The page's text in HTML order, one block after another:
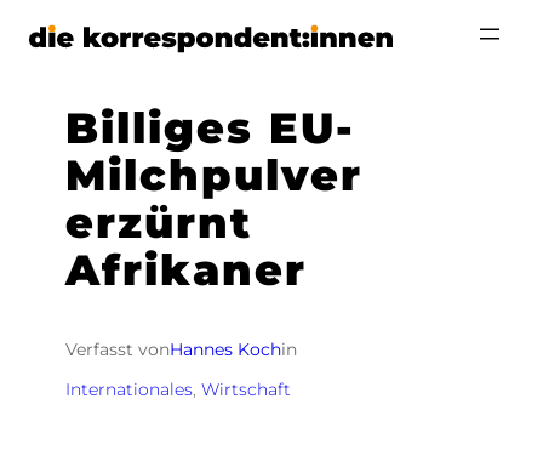
Zum
Billiges EU-
Milchpulver
erzürnt
Afrikaner
Verfasst vonHannes Kochin
Internationales, Wirtschaft